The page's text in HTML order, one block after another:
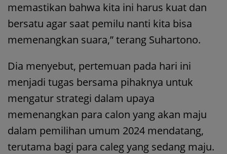
memastikan bahwa kita ini harus kuat dan
bersatu agar saat pemilu nanti kita bisa
memenangkan suara,” terang Suhartono.
Dia menyebut, pertemuan pada hari ini
menjadi tugas bersama pihaknya untuk
mengatur strategi dalam upaya
memenangkan para calon yang akan maju
dalam pemilihan umum 2024 mendatang,
terutama bagi para caleg yang sedang maju.